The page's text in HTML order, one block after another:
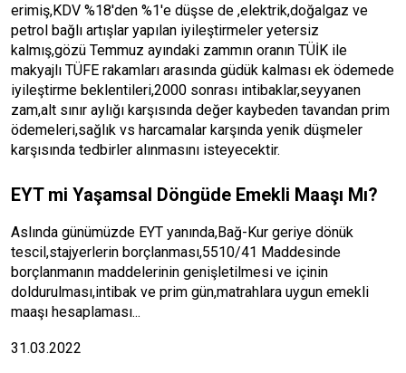
erimiş,KDV %18'den %1'e düşse de ,elektrik,doğalgaz ve
petrol bağlı artışlar yapılan iyileştirmeler yetersiz
kalmış,gözü Temmuz ayındaki zammın oranın TÜİK ile
makyajlı TÜFE rakamları arasında güdük kalması ek ödemede
iyileştirme beklentileri,2000 sonrası intibaklar,seyyanen
zam,alt sınır aylığı karşısında değer kaybeden tavandan prim
ödemeleri,sağlık vs harcamalar karşında yenik düşmeler
karşısında tedbirler alınmasını isteyecektir.
EYT mi Yaşamsal Döngüde Emekli Maaşı Mı?
Aslında günümüzde EYT yanında,Bağ-Kur geriye dönük
tescil,stajyerlerin borçlanması,5510/41 Maddesinde
borçlanmanın maddelerinin genişletilmesi ve içinin
doldurulması,intibak ve prim gün,matrahlara uygun emekli
maaşı hesaplaması...
31.03.2022